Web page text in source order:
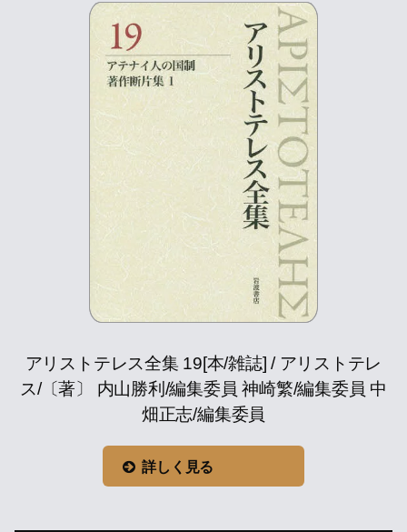
アリストテレス全集 19[本/雑誌] / アリストテレ
ス/〔著〕 内山勝利/編集委員 神崎繁/編集委員 中
畑正志/編集委員
詳しく見る